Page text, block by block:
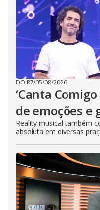
DO R7/05/08/2026
‘Canta
de emoções e
Reality musical também
absoluta em diversas